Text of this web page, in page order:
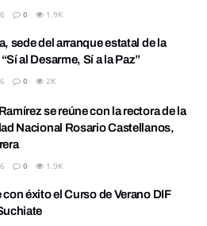
0 1.9K
sede del arranque estatal de la
al Desarme, Sí a la Paz”
0 2K
se reúne con la rectora de la
Nacional Rosario Castellanos,
0 1.9K
éxito el Curso de Verano DIF